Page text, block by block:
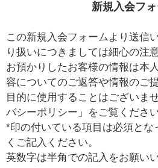
新規入会フ
この新規入会フォームより送信
り扱いにつきましては細心の注
お預かりしたお客様の情報は本
容についてのご返答や情報のご
目的に使用することはございま
バシーポリシー」をご覧ください
*印の付いている項目は必須とな
くご記入ください。
英数字は半角での記入をお願い
額
：
￥
0
現
在
の
商
品